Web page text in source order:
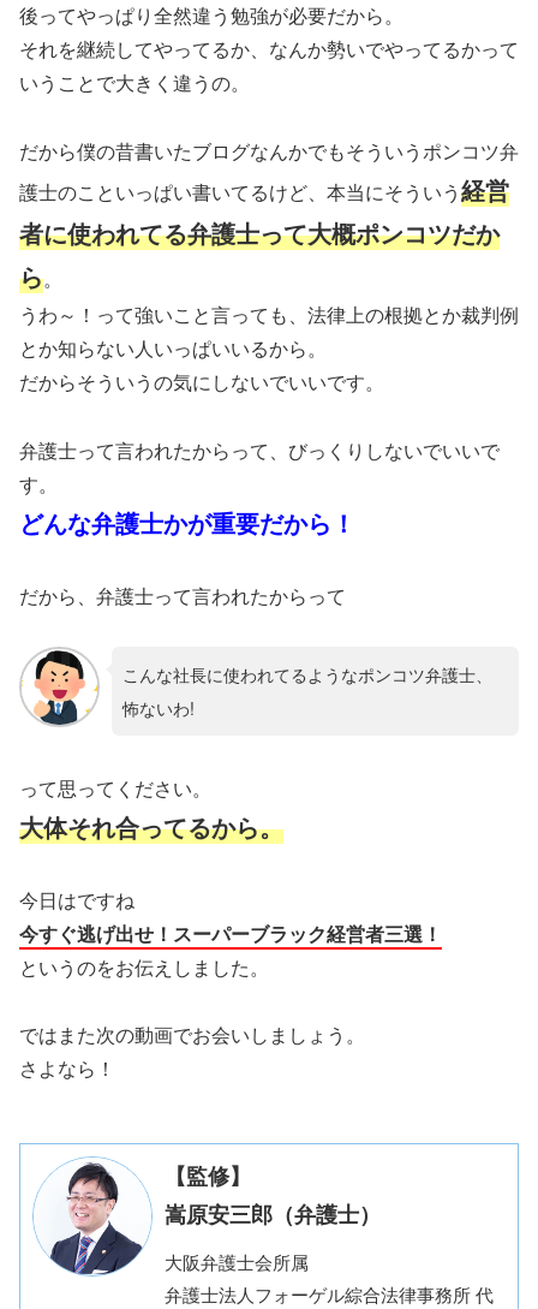
後ってやっぱり全然違う勉強が必要だから。
それを継続してやってるか、なんか勢いでやってるかって
いうことで大きく違うの。
だから僕の昔書いたブログなんかでもそういうポンコツ弁
護士のこといっぱい書いてるけど、本当にそういう経営
者に使われてる弁護士って大概ポンコツだか
ら。
うわ～！って強いこと言っても、法律上の根拠とか裁判例
とか知らない人いっぱいいるから。
だからそういうの気にしないでいいです。
弁護士って言われたからって、びっくりしないでいいで
す。
どんな弁護士かが重要だから！
だから、弁護士って言われたからって
こんな社長に使われてるようなポンコツ弁護士、
怖ないわ!
って思ってください。
大体それ合ってるから。
今日はですね
今すぐ逃げ出せ！スーパーブラック経営者三選！
というのをお伝えしました。
ではまた次の動画でお会いしましょう。
さよなら！
【監修】
嵩原安三郎（弁護士）
大阪弁護士会所属
弁護士法人フォーゲル綜合法律事務所 代